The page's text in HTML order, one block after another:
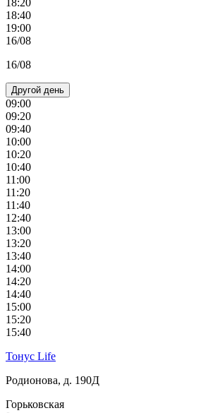
18:40
19:00
16/08
16/08
Другой день
09:00
09:20
09:40
10:00
10:20
10:40
11:00
11:20
11:40
12:40
13:00
13:20
13:40
14:00
14:20
14:40
15:00
15:20
15:40
Тонус Life
Родионова, д. 190Д
Горьковская